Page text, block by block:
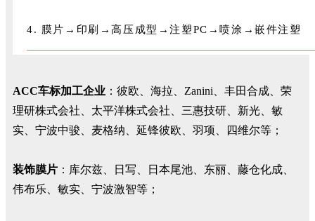
4. 膜片→印刷→高压成型→注塑PC→喷涂→嵌件注塑
ACC车标加工企业 ：彼欧、海拉、Zanini、丰田合成、荣
理研株式会社、太平洋株式会社、三惠技研、新光、敏
实、宁波中骏、麦格纳、延锋彼欧、羽项、四维尔等；
装饰膜片 ：库尔兹、日写、日本尾池、东丽、藤仓化成、
伟布乐、敏实、宁波激智等；